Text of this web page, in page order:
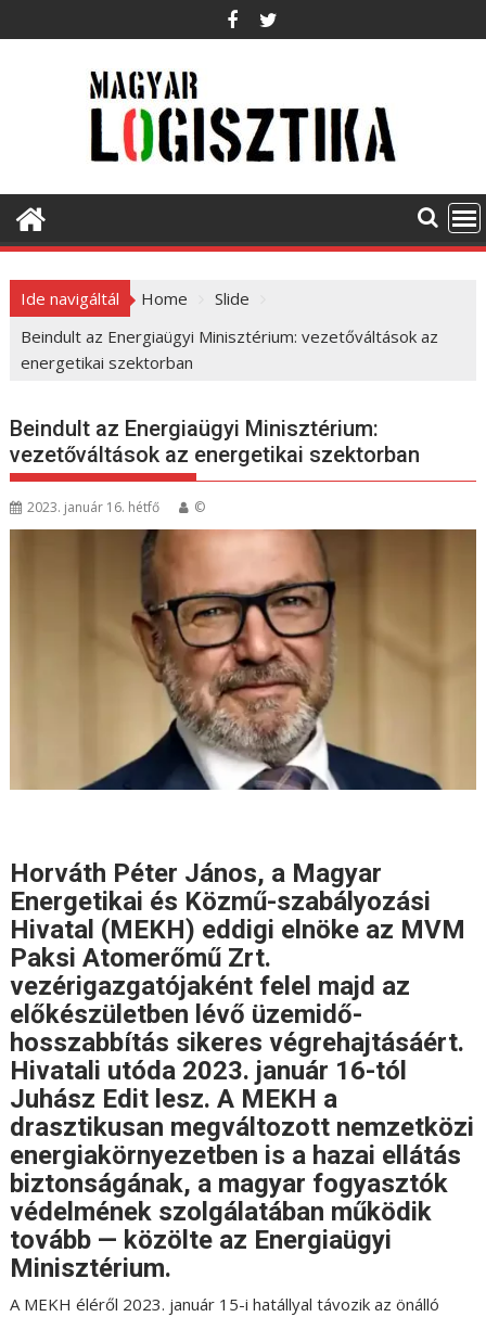
k
o
t
Ide navigáltál Home
Slide
Beindult az Energiaügyi Minisztérium: vezetőváltások az
energetikai szektorban
Beindult az Energiaügyi Minisztérium:
vezetőváltások az energetikai szektorban
2023. január 16. hétfő ©
Horváth Péter János, a Magyar
Energetikai és Közmű-szabályozási
Hivatal (MEKH) eddigi elnöke az MVM
Paksi Atomerőmű Zrt.
vezérigazgatójaként felel majd az
előkészületben lévő üzemidő-
hosszabbítás sikeres végrehajtásáért.
Hivatali utóda 2023. január 16-tól
Juhász Edit lesz. A MEKH a
drasztikusan megváltozott nemzetközi
energiakörnyezetben is a hazai ellátás
biztonságának, a magyar fogyasztók
védelmének szolgálatában működik
tovább — közölte az Energiaügyi
Minisztérium.
A MEKH éléről 2023. január 15-i hatállyal távozik az önálló